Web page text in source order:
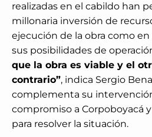
realizadas en el cabildo han
millonaria inversión de
ejecución de la obra como
sus posibilidades de
que la obra es viable y el
contrario”, indica Sergio
complementa su
compromiso a Corpoboyacá
para resolver la situación.